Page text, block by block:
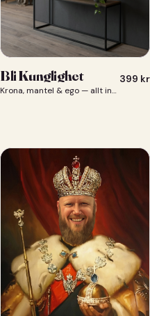
Bli Kunglighet
Krona, mantel & ego — allt ingår 👑
399 kr